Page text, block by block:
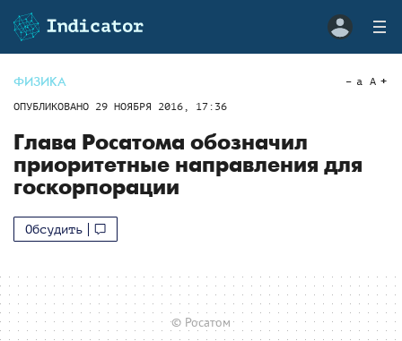
ФИЗИКА
ОПУБЛИКОВАНО 29 НОЯБРЯ 2016, 17:36
a A
Глава Росатома обозначил
приоритетные направления для
госкорпорации
Обсудить
© Росатом